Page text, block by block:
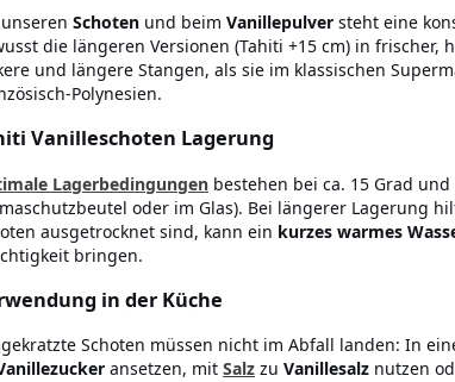
Schoten und beim Vanillepulver steht eine
die längeren Versionen (Tahiti +15 cm) in
und längere Stangen, als sie im klassischen
Polynesien.
Vanilleschoten Lagerung
Lagerbedingungen bestehen bei ca. 15 Grad
oder im Glas). Bei längerer Lagerung
ausgetrocknet sind, kann ein kurzes warmes
bringen.
in der Küche
Schoten müssen nicht im Abfall landen: In
ansetzen, mit Salz zu Vanillesalz nutzen